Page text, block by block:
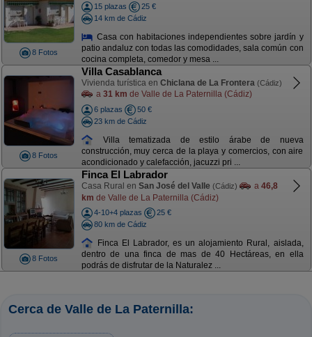
8 Fotos
15 plazas
25 €
14 km de Cádiz
Casa con habitaciones independientes sobre jardín y
patio andaluz con todas las comodidades, sala común con
cocina completa, comedor y mesa ...
8 Fotos
Villa Casablanca
Vivienda turística en Chiclana de La Frontera (Cádiz)
a 31 km de Valle de La Paternilla (Cádiz)
6 plazas
50 €
23 km de Cádiz
Villa tematizada de estilo árabe de nueva
construcción, muy cerca de la playa y comercios, con aire
acondicionado y calefacción, jacuzzi pri ...
8 Fotos
Finca El Labrador
Casa Rural en San José del Valle (Cádiz) a 46,8
km de Valle de La Paternilla (Cádiz)
4-10+4 plazas
25 €
80 km de Cádiz
Finca El Labrador, es un alojamiento Rural, aislada,
dentro de una finca de mas de 40 Hectáreas, en ella
podrás de disfrutar de la Naturalez ...
Cerca de Valle de La Paternilla: